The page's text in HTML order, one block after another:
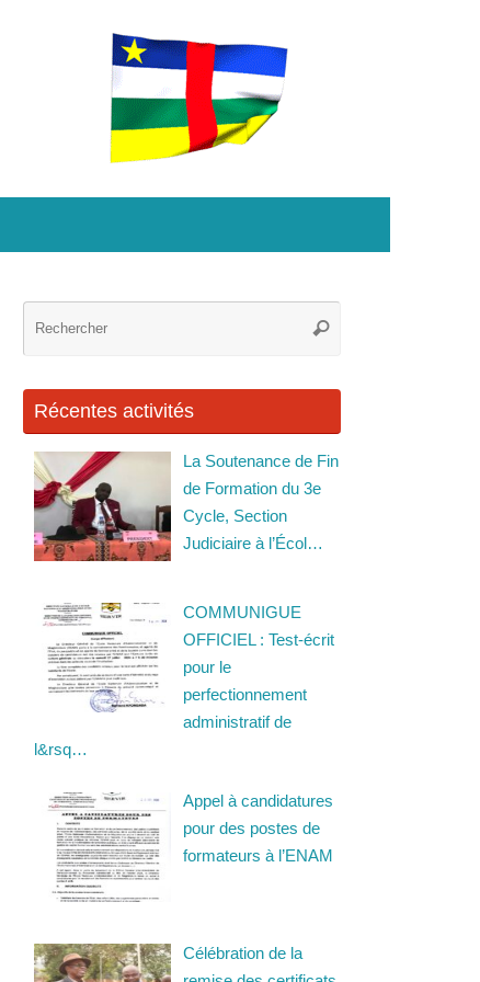
Rechercher
Récentes activités
La Soutenance de Fin
de Formation du 3e
Cycle, Section
Judiciaire à l’Écol…
COMMUNIGUE
OFFICIEL : Test-écrit
pour le
perfectionnement
administratif de
l&rsq…
Appel à candidatures
pour des postes de
formateurs à l’ENAM
Célébration de la